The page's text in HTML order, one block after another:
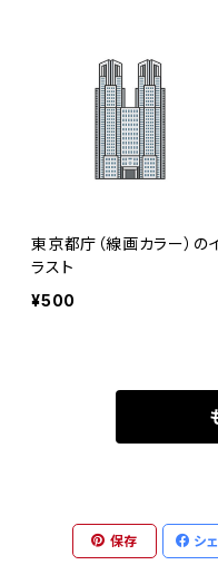
東京都庁（線画カラー）の
ラスト
¥500
保存 シ